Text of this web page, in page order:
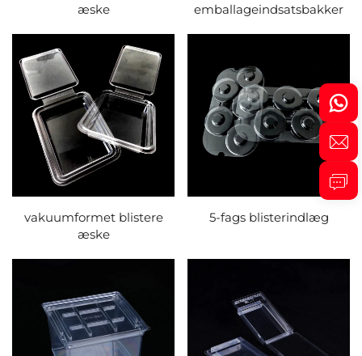
æske
emballageindsatsbakker
vakuumformet blistere
æske
5-fags blisterindlæg